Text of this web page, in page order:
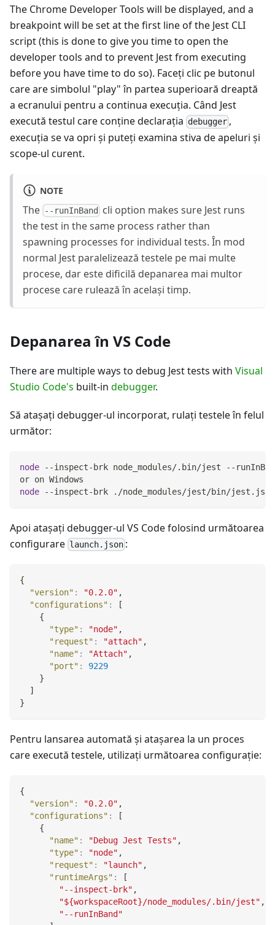
The Chrome Developer Tools will be displayed, and a
breakpoint will be set at the first line of the Jest CLI
script (this is done to give you time to open the
developer tools and to prevent Jest from executing
before you have time to do so). Faceţi clic pe butonul
care are simbolul "play" în partea superioară dreaptă
a ecranului pentru a continua execuția. Când Jest
execută testul care conţine declaraţia debugger ,
execuția se va opri şi puteţi examina stiva de apeluri şi
scope-ul curent.
NOTE
The --runInBand
cli option makes sure Jest runs
the test in the same process rather than
spawning processes for individual tests. În mod
normal Jest paralelizează testele pe mai multe
procese, dar este dificilă depanarea mai multor
procese care rulează în acelaşi timp.
Depanarea în VS Code
There are multiple ways to debug Jest tests with Visual
Studio Code's built-in debugger.
Să ataşaţi debugger-ul incorporat, rulaţi testele în felul
următor:
node --inspect-brk node_modules/.bin/jest --
or on Windows
node --inspect-brk ./node_modules/jest/bin/jest.js
Apoi ataşaţi debugger-ul VS Code folosind următoarea
configurare launch.json :
{
"version" : "0.2.0" ,
"configurations" :
[
{
"type" : "node" ,
"request" : "attach" ,
"name" : "Attach" ,
"port" :
9229
}
]
}
Pentru lansarea automată şi ataşarea la un proces
care execută testele, utilizaţi următoarea configuraţie:
{
"version" : "0.2.0" ,
"configurations" :
[
{
"name" : "Debug Jest Tests" ,
"type" : "node" ,
"request" : "launch" ,
"runtimeArgs" :
[
"--inspect-brk" ,
"${workspaceRoot}/node_modules/.bin/jest" ,
"--runInBand"